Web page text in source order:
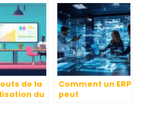
fluide
informatiques à
l’ère du cloud
computing
de la
du
Comment un ERP
peut